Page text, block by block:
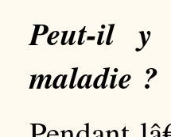
Peut-il y
maladie ?